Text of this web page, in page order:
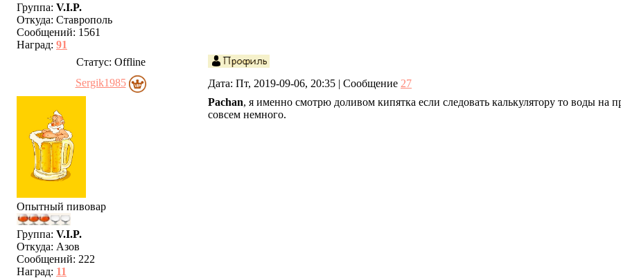
Группа: V.I.P.
Откуда: Ставрополь
Сообщений: 1561
Наград: 91
Статус: Offline
Sergik1985
Дата: Пт, 2019-09-06, 20:35 | Сообщение 27
Опытный пивовар
Группа: V.I.P.
Откуда: Азов
Сообщений: 222
Наград: 11
Pachan, я именно смотрю доливом кипятка если следовать калькулятору то воды на
совсем немного.